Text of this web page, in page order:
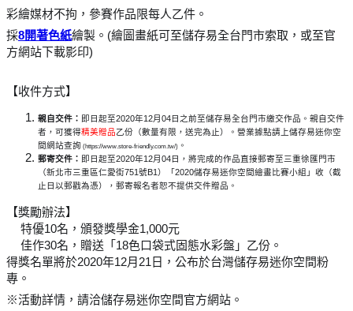
彩繪媒材不拘，參賽作品限每人乙件。
採8開著色紙繪製。(繪圖畫紙可至儲存易全台門市索取，或至官
方網站下載影印)
【收件方式】
親自交件： 即日起至2020年12月04日之前至儲存易全台門市繳交作品。 親自交件
者，可獲得精美贈品乙份（數量有限，送完為止）。營業據點請上儲存易迷你空
間網站查詢 (https://www.store-friendly.com.tw/) 。
郵寄交件： 即日起至2020年12月04日，將完成的作品直接郵寄至三重徐匯門市
（新北市三重區仁愛街751號B1）「2020儲存易迷你空間繪畫比賽小組」收（截
止日以郵戳為憑），郵寄報名者恕不提供交件贈品。
【獎勵辦法】
🏆特優10名，頒發獎學金1,000元
🏆佳作30名，贈送「18色口袋式固態水彩盤」乙份。
得獎名單將於2020年12月21日，公布於台灣儲存易迷你空間粉
專。
※活動詳情，請洽儲存易迷你空間官方網站。